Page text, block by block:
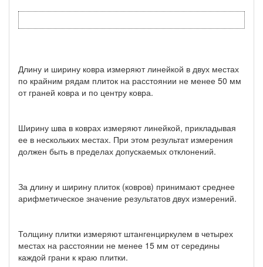
Длину и ширину ковра измеряют линейкой в двух местах
по крайним рядам плиток на расстоянии не менее 50 мм
от граней ковра и по центру ковра.
Ширину шва в коврах измеряют линейкой, прикладывая
ее в нескольких местах. При этом результат измерения
должен быть в пределах допускаемых отклонений.
За длину и ширину плиток (ковров) принимают среднее
арифметическое значение результатов двух измерений.
Толщину плитки измеряют штангенциркулем в четырех
местах на расстоянии не менее 15 мм от середины
каждой грани к краю плитки.